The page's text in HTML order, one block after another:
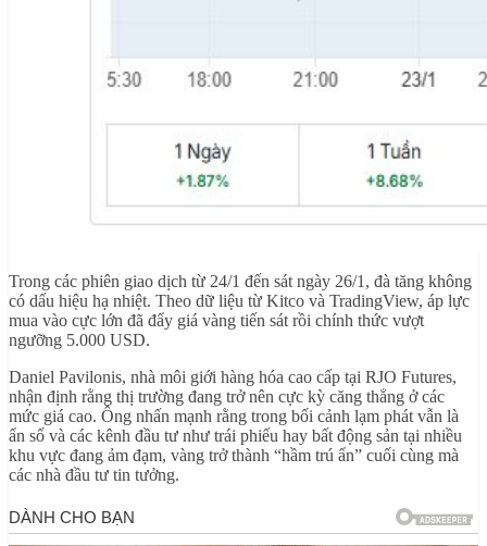
Trong các phiên giao dịch từ 24/1 đến sát ngày 26/1, đà tăng không
có dấu hiệu hạ nhiệt. Theo dữ liệu từ Kitco và TradingView, áp lực
mua vào cực lớn đã đẩy giá vàng tiến sát rồi chính thức vượt
ngưỡng 5.000 USD.
Daniel Pavilonis, nhà môi giới hàng hóa cao cấp tại RJO Futures,
nhận định rằng thị trường đang trở nên cực kỳ căng thẳng ở các
mức giá cao. Ông nhấn mạnh rằng trong bối cảnh lạm phát vẫn là
ẩn số và các kênh đầu tư như trái phiếu hay bất động sản tại nhiều
khu vực đang ảm đạm, vàng trở thành “hầm trú ẩn” cuối cùng mà
các nhà đầu tư tin tưởng.